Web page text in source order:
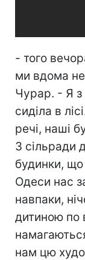
- того
ми вдома
Чурар. - Я з
сиділа в
речі, наші
З сільради
будинки, що
Одеси нас
навпаки,
дитиною по
нам цю